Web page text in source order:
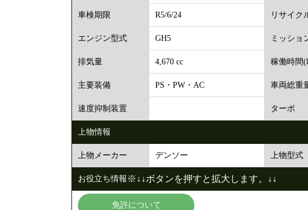
車検期限 R5/6/24 リサイク
エンジン型式 GH5 ミッショ
排気量 4,670 cc 稼働時間
主要装備 PS・PW・AC 車両総重
速度抑制装置 ターボ
上物情報
上物メーカー デンソー 上物型式
お役立ち情報 ※↓↓ボタンを押すと拡大します。↓↓
免許について